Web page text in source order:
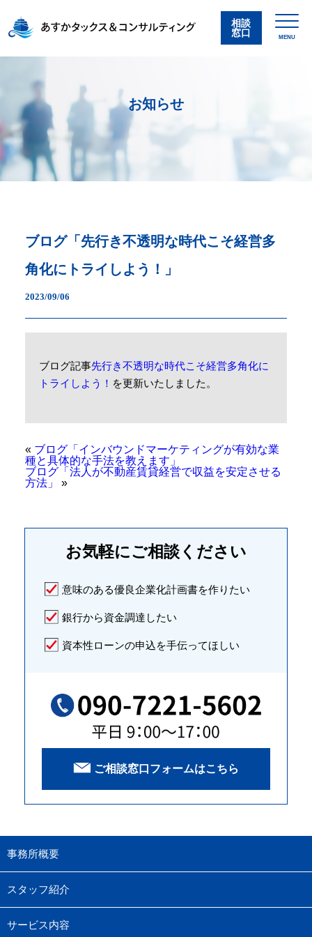
相談
窓口
MENU
お知らせ
ブログ「先行き不透明な時代こそ経営多
角化にトライしよう！」
2023/09/06
ブログ記事先行き不透明な時代こそ経営多角化に
トライしよう！ を更新いたしました。
« ブログ「インバウンドマーケティングが有効な業
種と具体的な手法を教えます」
ブログ「法人が不動産賃貸経営で収益を安定させる
方法」
»
お気軽にご相談ください
意味のある優良企業化計画書を作りたい
銀行から資金調達したい
資本性ローンの申込を手伝ってほしい
ご相談窓口フォームはこちら
事務所概要
スタッフ紹介
サービス内容